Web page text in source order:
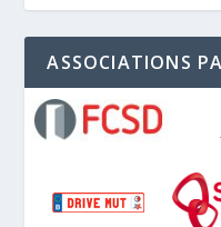
ASSOCIATIONS